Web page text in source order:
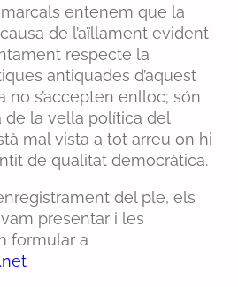
entenem que la
de l’aïllament evident
respecte la
antiquades d’aquest
no s’accepten enlloc; són
de la vella política del
mal vista a tot arreu on hi
de qualitat democràtica.
del ple, els
presentar i les
formular a